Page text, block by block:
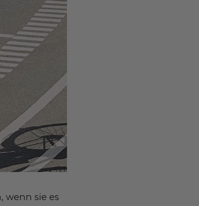
wenn sie es